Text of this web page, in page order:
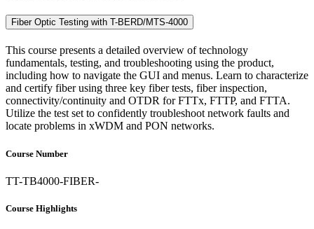
Fiber Optic Testing with T-BERD/MTS-4000
This course presents a detailed overview of technology
fundamentals, testing, and troubleshooting using the product,
including how to navigate the GUI and menus. Learn to characterize
and certify fiber using three key fiber tests, fiber inspection,
connectivity/continuity and OTDR for FTTx, FTTP, and FTTA.
Utilize the test set to confidently troubleshoot network faults and
locate problems in xWDM and PON networks.
Course Number
TT-TB4000-FIBER-
Course Highlights